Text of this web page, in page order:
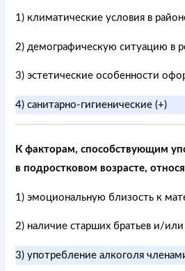
1) климатические условия в
2) демографическую ситуацию в
3) эстетические особенности
4) санитарно-гигиенические (+)
К факторам, способствующим
в подростковом возрасте,
1) эмоциональную близость к
2) наличие старших братьев и/или
3) употребление алкоголя